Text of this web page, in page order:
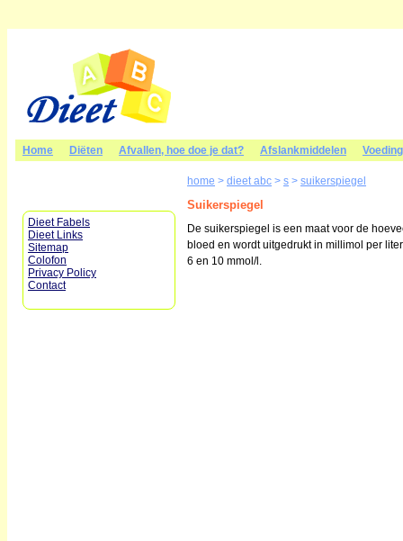
Home Diëten Afvallen, hoe doe je dat? Afslankmiddelen
Dieet Fabels
Dieet Links
Sitemap
Colofon
Privacy Policy
Contact
home > dieet abc > s > suikerspiegel
Suikerspiegel
De suikerspiegel is een maat voor de
bloed en wordt uitgedrukt in millimol per
6 en 10 mmol/l.